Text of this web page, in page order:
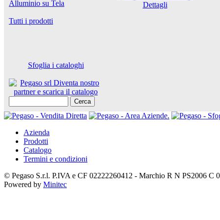
Alluminio su Tela
Tutti i prodotti
Sfoglia i cataloghi
Cerca
Dettagli
Azienda
Prodotti
Catalogo
Termini e condizioni
© Pegaso S.r.l. P.IVA e CF 02222260412 - Marchio R N PS2006 C
Powered by Minitec